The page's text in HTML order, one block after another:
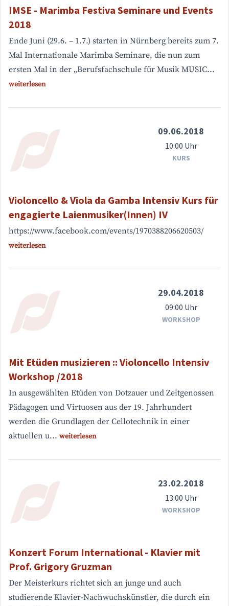
IMSE - Marimba Festiva Seminare und Events
2018
Ende Juni (29.6. – 1.7.) starten in Nürnberg bereits zum 7.
Mal Internationale Marimba Seminare, die nun zum
ersten Mal in der „Berufsfachschule für Musik MUSIC...
weiterlesen
09.06.2018
10:00 Uhr
KURS
Violoncello & Viola da Gamba Intensiv Kurs für
engagierte Laienmusiker(Innen) IV
https://www.facebook.com/events/1970388206620503/
weiterlesen
29.04.2018
09:00 Uhr
WORKSHOP
Mit Etüden musizieren :: Violoncello Intensiv
Workshop /2018
In ausgewählten Etüden von Dotzauer und Zeitgenossen
Pädagogen und Virtuosen aus der 19. Jahrhundert
werden die Grundlagen der Cellotechnik in einer
aktuellen u... weiterlesen
23.02.2018
13:00 Uhr
WORKSHOP
Konzert Forum International - Klavier mit
Prof. Grigory Gruzman
Der Meisterkurs richtet sich an junge und auch
studierende Klavier-Nachwuchskünstler, die durch ein